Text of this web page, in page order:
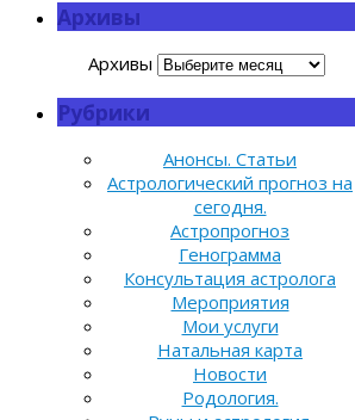
Архивы
Архивы
Рубрики
Анонсы. Статьи
Астрологический прогноз на
сегодня.
Астропрогноз
Генограмма
Консультация астролога
Мероприятия
Мои услуги
Натальная карта
Новости
Родология.